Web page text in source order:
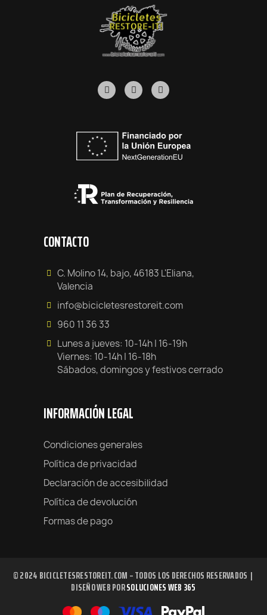
CONTACTO
C. Molino 14, bajo, 46183 L'Eliana,
Valencia
info@bicicletesrestoreit.com
960 11 36 33
Lunes a jueves: 10-14h | 16-19h
Viernes: 10-14h | 16-18h
Sábados, domingos y festivos cerrado
INFORMACIÓN LEGAL
Condiciones generales
Política de privacidad
Declaración de accesibilidad
Política de devolución
Formas de pago
© 2024 BICICLETESRESTOREIT.COM – TODOS LOS DERECHOS RESERVADOS |
DISEÑO WEB PORSOLUCIONES WEB 365